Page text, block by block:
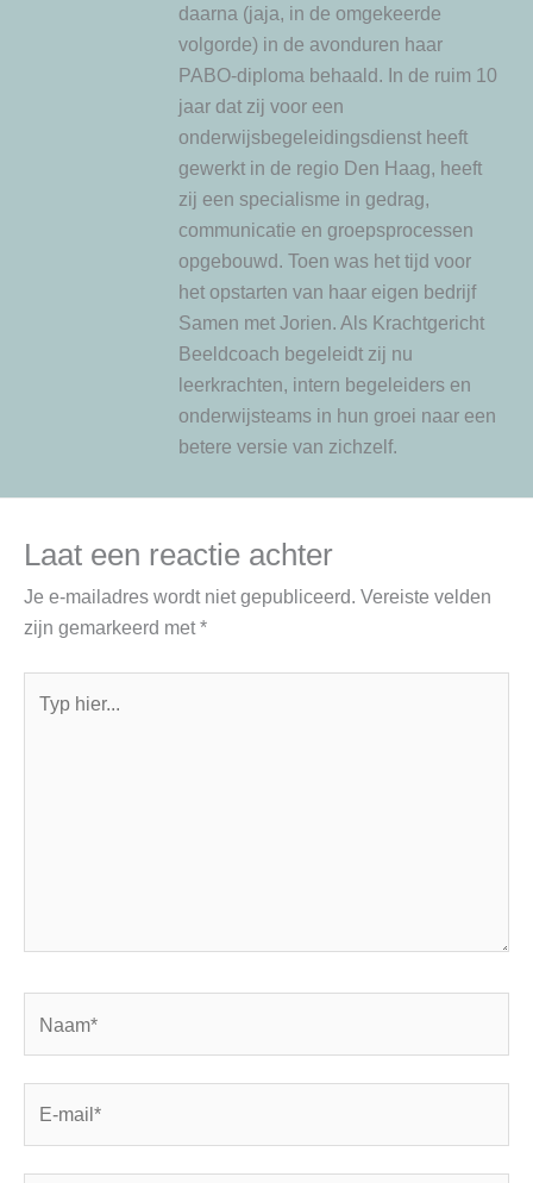
daarna (jaja, in de omgekeerde
volgorde) in de avonduren haar
PABO-diploma behaald. In de ruim 10
jaar dat zij voor een
onderwijsbegeleidingsdienst heeft
gewerkt in de regio Den Haag, heeft
zij een specialisme in gedrag,
communicatie en groepsprocessen
opgebouwd. Toen was het tijd voor
het opstarten van haar eigen bedrijf
Samen met Jorien. Als Krachtgericht
Beeldcoach begeleidt zij nu
leerkrachten, intern begeleiders en
onderwijsteams in hun groei naar een
betere versie van zichzelf.
Laat een reactie achter
Je e-mailadres wordt niet gepubliceerd. Vereiste velden
zijn gemarkeerd met*
hier...
mail*